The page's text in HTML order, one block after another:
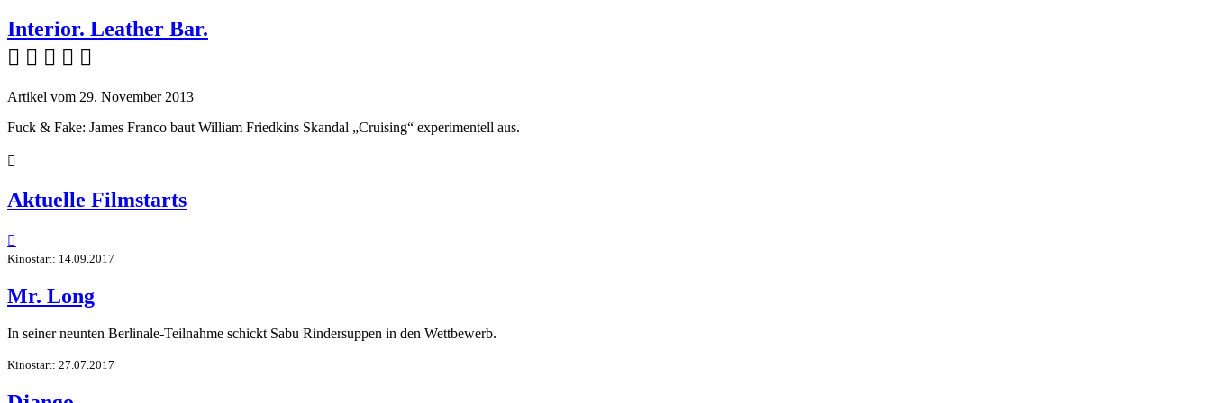
Interior. Leather Bar.
    
Artikel vom 29. November 2013
Fuck & Fake: James Franco baut William Friedkins Skandal „Cruising“ experimentell aus.

Aktuelle Filmstarts

Kinostart: 14.09.2017
Mr. Long
In seiner neunten Berlinale-Teilnahme schickt Sabu Rindersuppen in den Wettbewerb.
Kinostart: 27.07.2017